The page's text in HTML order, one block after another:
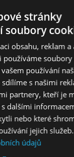
větší problémy s
s invazí
i slovník. Řešit
a
když Velká
Rwandy, které za
kdo ví, co by
stránky
soubory
obsahu, reklam a
používáme soubory
používání
sdílíme s našimi
partnery, kteří je
dalšími
nebo které
jejich
údajů